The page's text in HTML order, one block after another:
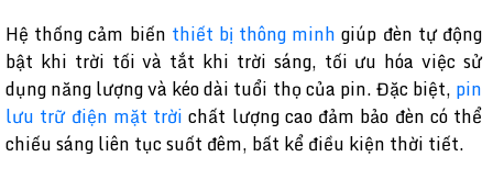
Hệ thống cảm biến thiết bị thông minh giúp đèn tự động
bật khi trời tối và tắt khi trời sáng, tối ưu hóa việc sử
dụng năng lượng và kéo dài tuổi thọ của pin. Đặc biệt, pin
lưu trữ điện mặt trời chất lượng cao đảm bảo đèn có thể
chiếu sáng liên tục suốt đêm, bất kể điều kiện thời tiết.